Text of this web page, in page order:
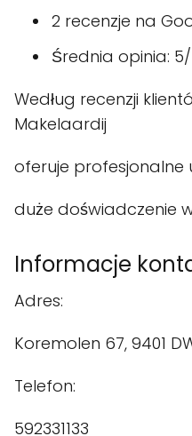
2 recenzje na
Średnia opinia:
Według recenzji
Makelaardij
oferuje profesjonalne
duże doświadczenie
Informacje
Adres:
Koremolen 67, 9401
Telefon:
592331133